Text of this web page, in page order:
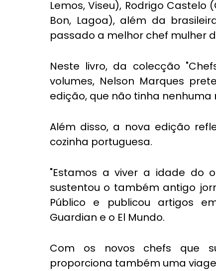
Lemos, Viseu), Rodrigo Castelo
Bon, Lagoa), além da
passado a melhor chef mulher
Neste livro, da colecção
volumes, Nelson Marques
edição, que não tinha nenhuma
Além disso, a nova edição
cozinha portuguesa.
"Estamos a viver a idade do
sustentou o também antigo
Público e publicou artigos
Guardian e o El Mundo.
Com os novos chefs que
proporciona também uma